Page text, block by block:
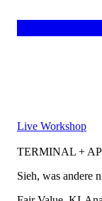
Live Workshop
TERMINAL +
Sieh, was andere